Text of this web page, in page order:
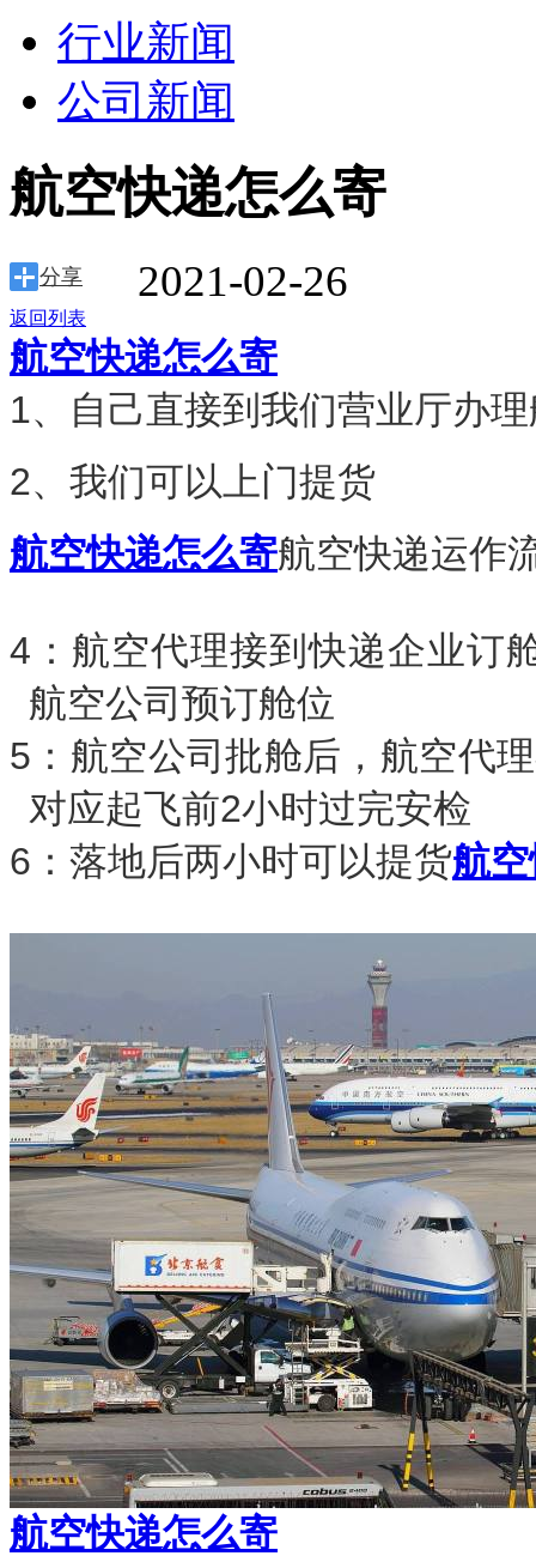
行业新闻
公司新闻
航空快递怎么寄
2021-02-26
分享
返回列表
航空快递怎么寄
1、自己直接到我们营业厅办
2、我们可以上门提货
航空快递怎么寄航空快递运作
4：航空代理接到快递企业订
航空公司预订舱位
5：航空公司批舱后，航空代
对应起飞前2小时过完安检
6：落地后两小时可以提货航
航空快递怎么寄